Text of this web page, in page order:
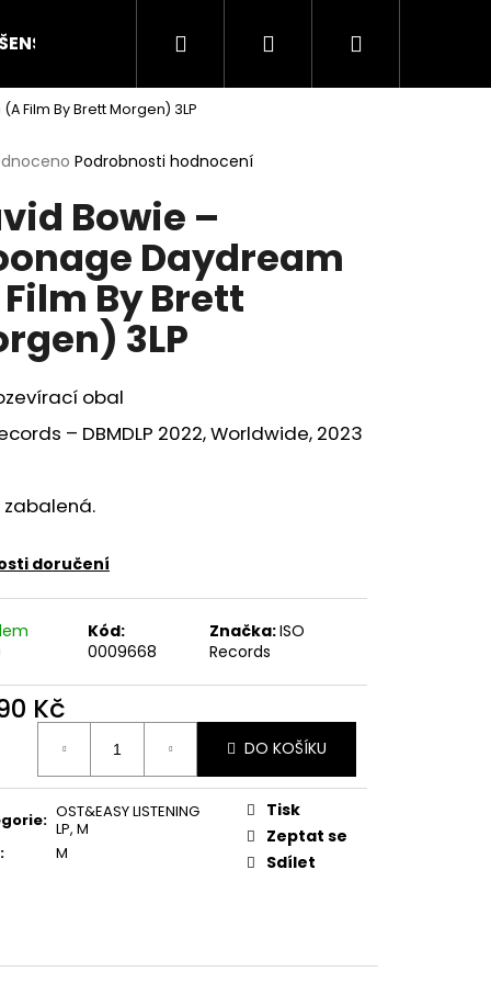
HODNOCENÍ STAVU O NÁS
Hledat PřihlášeníNákupní
Film By Brett Morgen) 3LP
Podrobnosti hodnocení
Bowie –
Daydream
By Brett
3LP
obal
– DBMDLP 2022, Worldwide, 2023
zabalená.
doručení
Kód:
0009668
Značka:ISO
Records
Kč
DO KOŠÍKU
: OST&EASY LISTENING
LP, M
: M
Tisk
Zeptat se
Sdílet
Následující
AT THE GATES